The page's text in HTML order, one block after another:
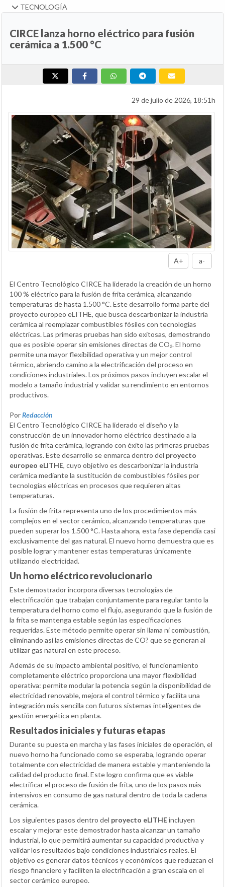
TECNOLOGÍA
CIRCE lanza horno eléctrico para fusión
cerámica a 1.500 °C
29 de julio de 2026, 18:51h
A+ a-
El Centro Tecnológico CIRCE ha liderado la creación de un horno
100 % eléctrico para la fusión de frita cerámica, alcanzando
temperaturas de hasta 1.500 °C. Este desarrollo forma parte del
proyecto europeo eLITHE, que busca descarbonizar la industria
cerámica al reemplazar combustibles fósiles con tecnologías
eléctricas. Las primeras pruebas han sido exitosas, demostrando
que es posible operar sin emisiones directas de CO₂. El horno
permite una mayor flexibilidad operativa y un mejor control
térmico, abriendo camino a la electrificación del proceso en
condiciones industriales. Los próximos pasos incluyen escalar el
modelo a tamaño industrial y validar su rendimiento en entornos
productivos.
PorRedacción
El Centro Tecnológico CIRCE ha liderado el diseño y la
construcción de un innovador horno eléctrico destinado a la
fusión de frita cerámica, logrando con éxito las primeras pruebas
operativas. Este desarrollo se enmarca dentro del proyecto
europeo eLITHE, cuyo objetivo es descarbonizar la industria
cerámica mediante la sustitución de combustibles fósiles por
tecnologías eléctricas en procesos que requieren altas
temperaturas.
La fusión de frita representa uno de los procedimientos más
complejos en el sector cerámico, alcanzando temperaturas que
pueden superar los 1.500 °C. Hasta ahora, esta fase dependía casi
exclusivamente del gas natural. El nuevo horno demuestra que es
posible lograr y mantener estas temperaturas únicamente
utilizando electricidad.
Un horno eléctrico revolucionario
Este demostrador incorpora diversas tecnologías de
electrificación que trabajan conjuntamente para regular tanto la
temperatura del horno como el flujo, asegurando que la fusión de
la frita se mantenga estable según las especificaciones
requeridas. Este método permite operar sin llama ni combustión,
eliminando así las emisiones directas de CO? que se generan al
utilizar gas natural en este proceso.
Además de su impacto ambiental positivo, el funcionamiento
completamente eléctrico proporciona una mayor flexibilidad
operativa: permite modular la potencia según la disponibilidad de
electricidad renovable, mejora el control térmico y facilita una
integración más sencilla con futuros sistemas inteligentes de
gestión energética en planta.
Resultados iniciales y futuras etapas
Durante su puesta en marcha y las fases iniciales de operación, el
nuevo horno ha funcionado como se esperaba, logrando operar
totalmente con electricidad de manera estable y manteniendo la
calidad del producto final. Este logro confirma que es viable
electrificar el proceso de fusión de frita, uno de los pasos más
intensivos en consumo de gas natural dentro de toda la cadena
cerámica.
Los siguientes pasos dentro del proyecto eLITHEincluyen
escalar y mejorar este demostrador hasta alcanzar un tamaño
industrial, lo que permitirá aumentar su capacidad productiva y
validar los resultados bajo condiciones industriales reales. El
objetivo es generar datos técnicos y económicos que reduzcan el
riesgo financiero y faciliten la electrificación a gran escala en el
sector cerámico europeo.